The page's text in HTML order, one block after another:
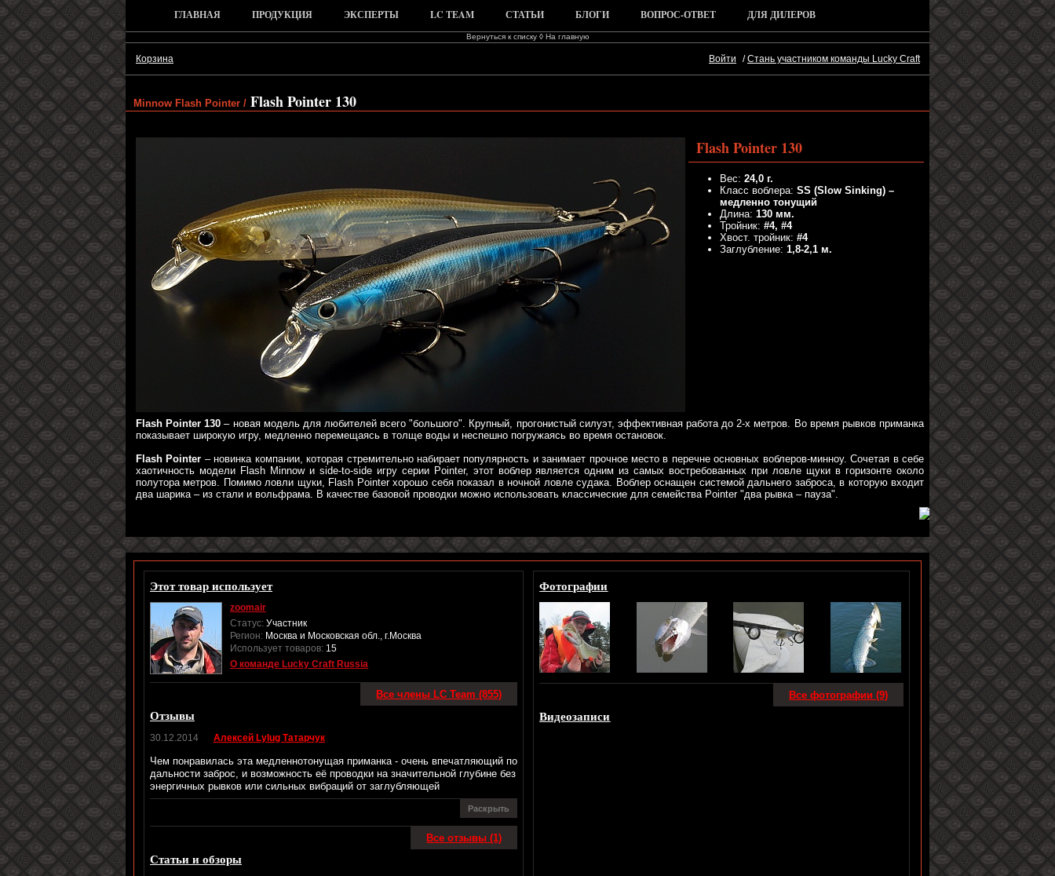
ГЛАВНАЯ ПРОДУКЦИЯ ЭКСПЕРТЫ LC TEAM СТАТЬИ БЛОГИ ВОПРОС-ОТВЕТ ДЛЯ ДИЛЕРОВ
Вернуться к списку◊ На главную
Корзина Войти /Стань участником команды Lucky Craft
Minnow Flash Pointer / Flash Pointer 130
Flash Pointer 130
Вес: 24,0 г.
Класс воблера: SS (Slow Sinking) –
медленно тонущий
Длина: 130 мм.
Тройник: #4, #4
Хвост. тройник: #4
Заглубление: 1,8-2,1 м.
Flash Pointer 130 – новая модель для любителей всего "большого". Крупный, прогонистый силуэт, эффективная работа до 2-х метров. Во время рывков приманка
показывает широкую игру, медленно перемещаясь в толще воды и неспешно погружаясь во время остановок.
Flash Pointer – новинка компании, которая стремительно набирает популярность и занимает прочное место в перечне основных воблеров-минноу. Сочетая в себе
хаотичность модели Flash Minnow и side-to-side игру серии Pointer, этот воблер является одним из самых востребованных при ловле щуки в горизонте около
полутора метров. Помимо ловли щуки, Flash Pointer хорошо себя показал в ночной ловле судака. Воблер оснащен системой дальнего заброса, в которую входит
два шарика – из стали и вольфрама. В качестве базовой проводки можно использовать классические для семейства Pointer "два рывка – пауза".
Этот товар использует
zoomair
Статус: Участник
Регион: Москва и Московская обл., г.Москва
Использует товаров: 15
О команде Lucky Craft Russia
Все члены LC Team (855)
Отзывы
30.12.2014 Алексей Lylug Татарчук
Чем понравилась эта медленнотонущая приманка - очень впечатляющий по
дальности заброс, и возможность её проводки на значительной глубине без
энергичных рывков или сильных вибраций от заглубляющей
Раскрыть
Все отзывы (1)
Статьи и обзоры
Фотографии
Все фотографии (9)
Видеозаписи